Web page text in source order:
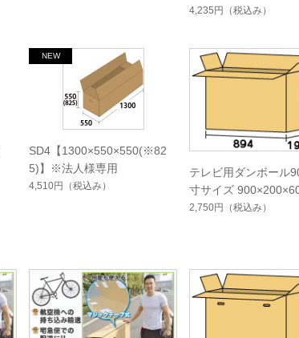
高913mm
4,235円 （税込み）
SD4【1300×550×550(※82
5)】※法人様専用
4,510円 （税込み）
テレビ用ダンボール
寸サイズ
2,750円 （税込み）